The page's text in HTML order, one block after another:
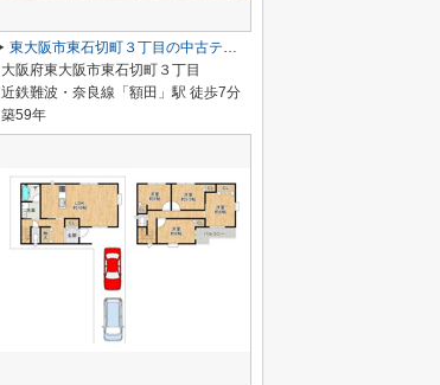
東大阪市東石切町３丁目の中古テラスハウス
大阪府東大阪市東石切町３丁目
近鉄難波・奈良線「額田」駅 徒歩7分
築59年